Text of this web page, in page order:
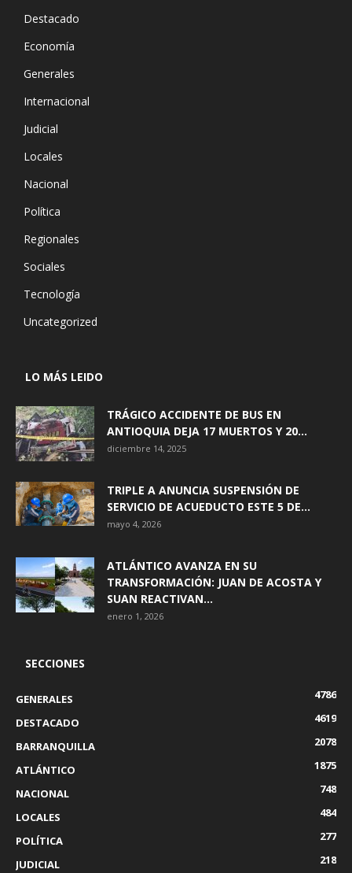
Destacado
Economía
Generales
Internacional
Judicial
Locales
Nacional
Política
Regionales
Sociales
Tecnología
Uncategorized
LO MÁS LEIDO
TRÁGICO ACCIDENTE DE BUS EN
ANTIOQUIA DEJA 17 MUERTOS Y 20...
diciembre 14, 2025
TRIPLE A ANUNCIA SUSPENSIÓN DE
SERVICIO DE ACUEDUCTO ESTE 5 DE...
mayo 4, 2026
ATLÁNTICO AVANZA EN SU
TRANSFORMACIÓN: JUAN DE ACOSTA Y
SUAN REACTIVAN...
enero 1, 2026
SECCIONES
GENERALES
4786
DESTACADO
4619
BARRANQUILLA
2078
ATLÁNTICO
1875
NACIONAL
748
LOCALES
484
POLÍTICA
277
JUDICIAL
218